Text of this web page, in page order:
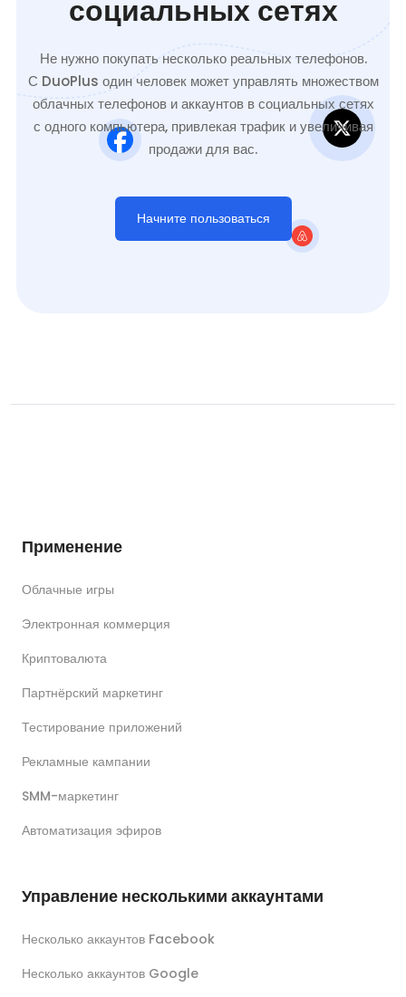
социальных сетях
Не нужно покупать несколько реальных телефонов.
С DuoPlus один человек может управлять множеством
облачных телефонов и аккаунтов в социальных сетях
с одного компьютера, привлекая трафик и увеличивая
продажи для вас.
Начните пользоваться
Применение
Облачные игры
Электронная коммерция
Криптовалюта
Партнёрский маркетинг
Тестирование приложений
Рекламные кампании
SMM-маркетинг
Автоматизация эфиров
Управление несколькими аккаунтами
Несколько аккаунтов Facebook
Несколько аккаунтов Google